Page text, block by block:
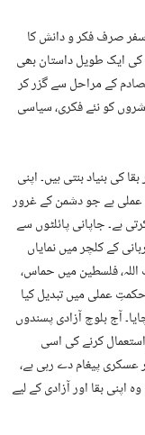
سفر صرف فکر و دانش کا
کی ایک طویل داستان بھی
تصادم کے مراحل سے گزر کر
کو نئے فکری، سیاسی
کی بنیاد بنتی ہیں۔ اپنی
عملی ہے جو دشمن کے غرور
ہے۔ جاپانی پائلٹوں سے
کے کلچر میں نمایاں
اللہ، فلسطین میں حماس،
عملی میں تبدیل کیا
آج بلوچ آزادی پسندوں
کرنے کی اسی
پیغام دے رہی ہے،
اپنی بقا اور آزادی کے لیے